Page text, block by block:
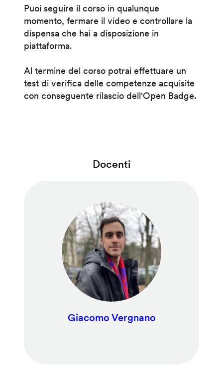
Puoi seguire il corso in qualunque
momento, fermare il video e controllare la
dispensa che hai a disposizione in
piattaforma.
Al termine del corso potrai effettuare un
test di verifica delle competenze acquisite
con conseguente rilascio dell'Open Badge.
Docenti
Giacomo Vergnano